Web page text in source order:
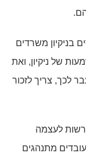
בניקיון משרדים
של ניקיון, ואת
לכך, צריך לזכור
לעצמה
מתנהגים